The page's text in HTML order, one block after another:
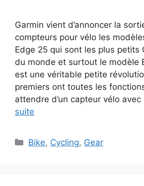
Garmin vient d’annoncer la
compteurs pour vélo les
Edge 25 qui sont les plus petits
du monde et surtout le modèle
est une véritable petite
premiers ont toutes les
attendre d’un capteur vélo
suite
Catégories
Bike, Cycling, Gear